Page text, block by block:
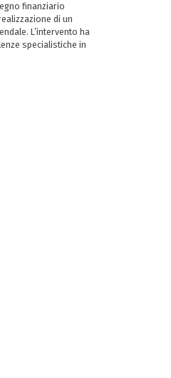
finanziario
di un
L’intervento ha
specialistiche in